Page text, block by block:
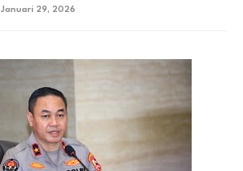
Januari 29, 2026